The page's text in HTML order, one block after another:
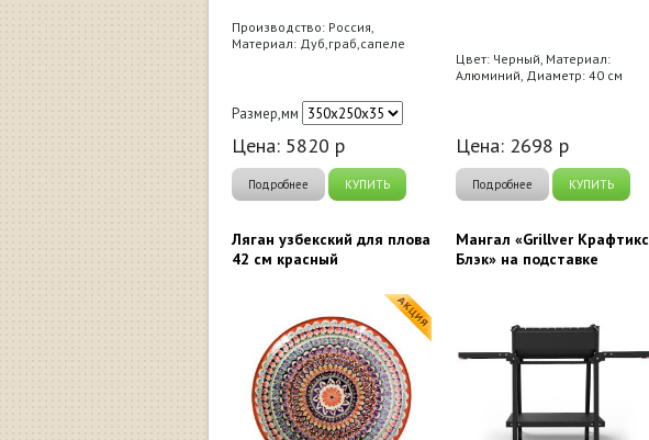
Производство: Россия,
Материал: Дуб,граб,сапеле
Размер,мм
Цена: 5820 р
Подробнее КУПИТЬ
Цвет: Черный, Материал:
Алюминий, Диаметр: 40 см
Цена: 2698 р
Подробнее КУПИТЬ
Ляган узбекский для плова
42 см красный
Мангал «Grillver Крафтикс
Блэк» на подставке